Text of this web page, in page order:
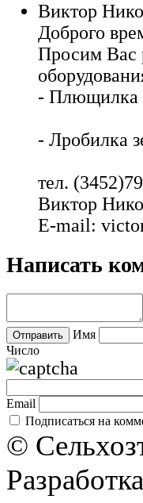
Виктор
Доброго
Просим Вас
- Плющилка
- Лробилка
тел.
Виктор
E-mail:
Написать
Имя
Число
Email
Подписаться на
©